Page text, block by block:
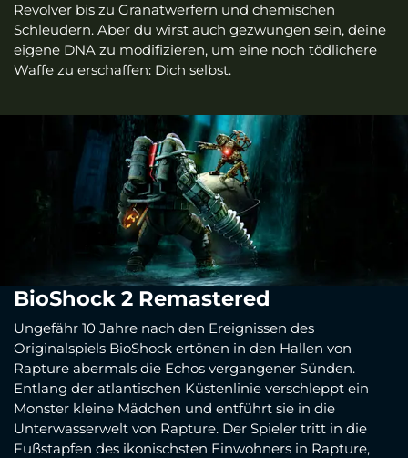
Revolver bis zu Granatwerfern und chemischen
Schleudern. Aber du wirst auch gezwungen sein, deine
eigene DNA zu modifizieren, um eine noch tödlichere
Waffe zu erschaffen: Dich selbst.
BioShock 2 Remastered
Ungefähr 10 Jahre nach den Ereignissen des
Originalspiels BioShock ertönen in den Hallen von
Rapture abermals die Echos vergangener Sünden.
Entlang der atlantischen Küstenlinie verschleppt ein
Monster kleine Mädchen und entführt sie in die
Unterwasserwelt von Rapture. Der Spieler tritt in die
Fußstapfen des ikonischsten Einwohners in Rapture,